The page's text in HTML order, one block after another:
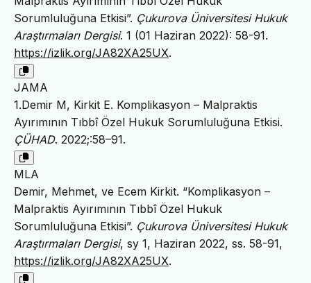
Sorumluluğuna Etkisi”. Çukurova Üniversitesi Hukuk
Araştırmaları Dergisi. 1 (01 Haziran 2022): 58-91.
https://izlik.org/JA82XA25UX.
JAMA
1.Demir M, Kirkit E. Komplikasyon – Malpraktis
Ayırımının Tıbbî Özel Hukuk Sorumluluğuna Etkisi.
ÇÜHAD. 2022;:58–91.
MLA
Demir, Mehmet, ve Ecem Kirkit. “Komplikasyon –
Malpraktis Ayırımının Tıbbî Özel Hukuk
Sorumluluğuna Etkisi”. Çukurova Üniversitesi Hukuk
Araştırmaları Dergisi, sy 1, Haziran 2022, ss. 58-91,
https://izlik.org/JA82XA25UX.